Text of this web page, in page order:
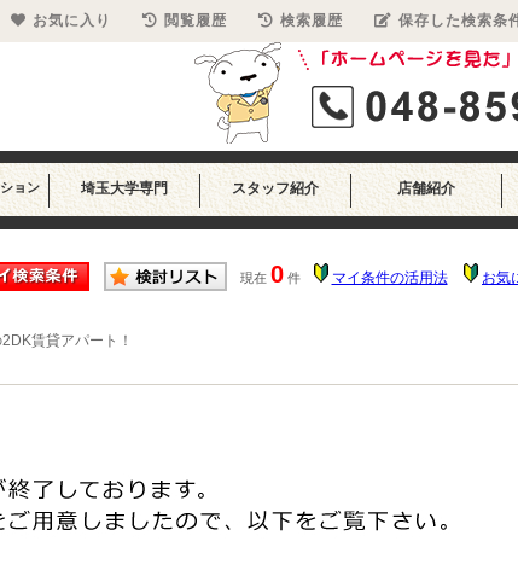
ョン 埼玉大学専門 スタッフ紹介 店舗紹介
現在 0 件 マイ条件の活用法 お気
賃貸アパート！
お気に入り 閲覧履歴 検索履歴 保存した検索条